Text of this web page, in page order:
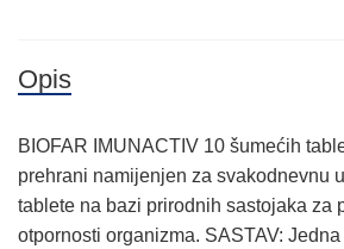
Opis
BIOFAR IMUNACTIV 10 šumećih
prehrani namijenjen za svakodnevnu
tablete na bazi prirodnih sastojaka za
otpornosti organizma. SASTAV: